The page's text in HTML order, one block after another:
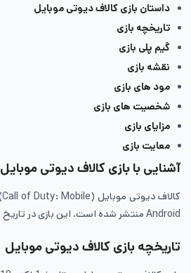
داستان بازی کالاف دیوتی موبایل
تاریخچه بازی
گیم پلی بازی
نقشه بازی
مود های بازی
شخصیت های بازی
مزایای بازی
معایت بازی
آشنایی با بازی کالاف دیوتی موبایل
Android منتشر شده است. این بازی در تاریخ 1 اکتبر 2019 منتشر شد و در مدت کوتاهی پس از انتشار، به یکی از محبوب‌ترین بازی‌های موبایلی تبدیل شد و رکوردهای زیادی را شکست.
تاریخچه بازی کالاف دیوتی موبایل